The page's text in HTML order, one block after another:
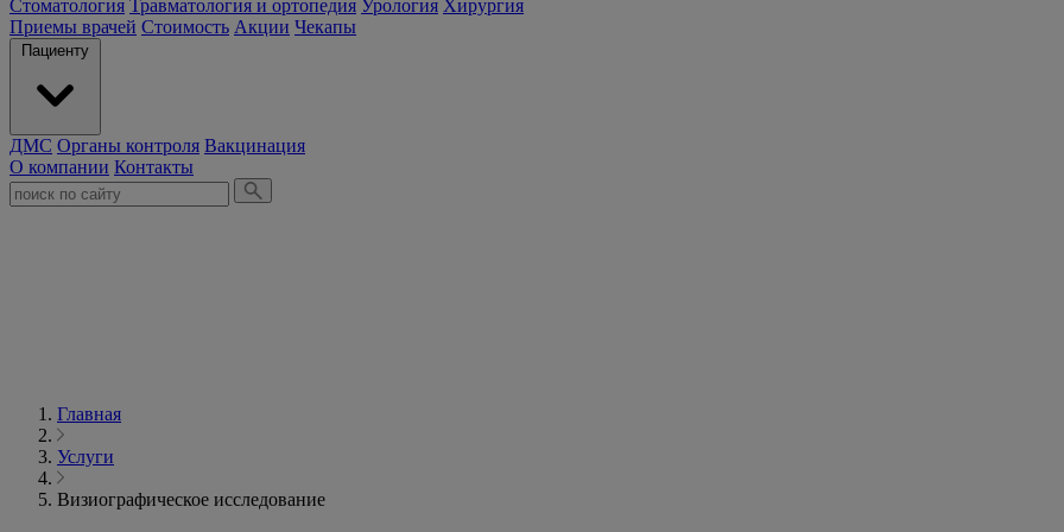
Стоматология Травматология и ортопедия Урология Хирургия
Приемы врачей Стоимость Акции Чекапы
Пациенту
ДМС Органы контроля Вакцинация
О компании Контакты
Главная
Услуги
Визиографическое исследование